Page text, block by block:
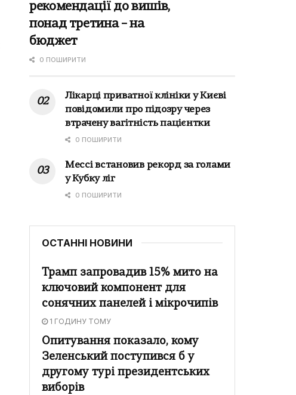
рекомендації до вишів,
понад третина – на
бюджет
0 ПОШИРИТИ
Лікарці приватної клініки у Києві
повідомили про підозру через
втрачену вагітність пацієнтки
0 ПОШИРИТИ
Мессі встановив рекорд за голами
у Кубку ліг
0 ПОШИРИТИ
ОСТАННІ НОВИНИ
Трамп запровадив 15% мито на
ключовий компонент для
сонячних панелей і мікрочипів
1 ГОДИНУ ТОМУ
Опитування показало, кому
Зеленський поступився б у
другому турі президентських
виборів